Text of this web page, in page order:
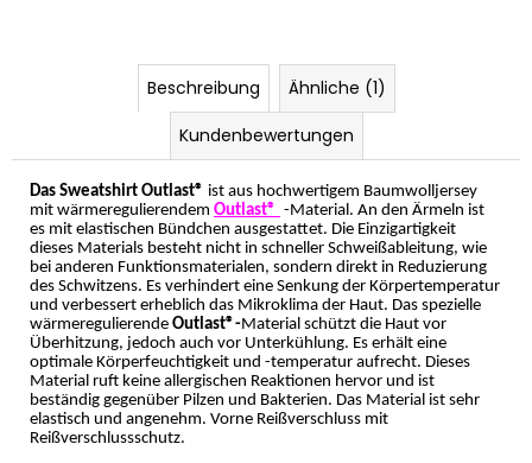
Beschreibung
Ähnliche (1)
Kundenbewertungen
Das Sweatshirt Outlast® ist aus hochwertigem Baumwolljersey
mit wärmeregulierendem Outlast® -Material. An den Ärmeln ist
es mit elastischen Bündchen ausgestattet. Die Einzigartigkeit
dieses Materials besteht nicht in schneller Schweißableitung, wie
bei anderen Funktionsmaterialen, sondern direkt in Reduzierung
des Schwitzens. Es verhindert eine Senkung der Körpertemperatur
und verbessert erheblich das Mikroklima der Haut. Das spezielle
wärmeregulierende Outlast®-Material schützt die Haut vor
Überhitzung, jedoch auch vor Unterkühlung. Es erhält eine
optimale Körperfeuchtigkeit und -temperatur aufrecht. Dieses
Material ruft keine allergischen Reaktionen hervor und ist
beständig gegenüber Pilzen und Bakterien. Das Material ist sehr
elastisch und angenehm. Vorne Reißverschluss mit
Reißverschlussschutz.